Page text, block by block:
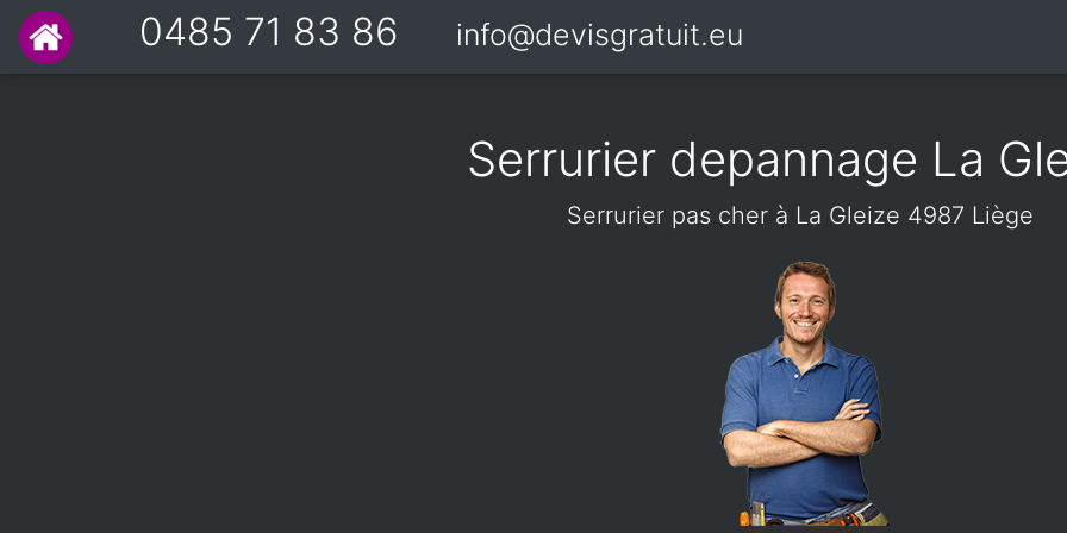
0485 71 83 86 info@devisgratuit.eu
Serrurier depannage La
Serrurier pas cher à La Gleize 4987 Liège